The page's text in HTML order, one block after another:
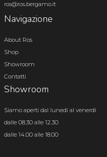
ros@ros.bergamo.it
Navigazione
About Ros
Shop
Showroom
Contatti
Showroom
Siamo aperti dal lunedì al venerdì
dalle 08.30 alle 12.30
dalle 14.00 alle 18.00